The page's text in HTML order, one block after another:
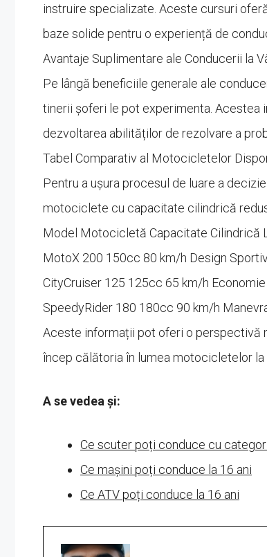
instruire specializate. Aceste cursuri
baze solide pentru o experiență de
Avantaje Suplimentare ale Conducerii la
Pe lângă beneficiile generale ale
tinerii șoferi le pot experimenta. Acestea
dezvoltarea abilităților de rezolvare a
Tabel Comparativ al Motocicletelor
Pentru a ușura procesul de luare a
motociclete cu capacitate cilindrică
Model Motocicletă Capacitate Cilindrică
MotoX 200 150cc 80 km/h Design
CityCruiser 125 125cc 65 km/h
SpeedyRider 180 180cc 90 km/h
Aceste informații pot oferi o perspectivă
încep călătoria în lumea motocicletelor la
A se vedea și:
Ce scuter poți conduce cu
Ce mașini poți conduce la 16 ani
Ce ATV poți conduce la 16 ani